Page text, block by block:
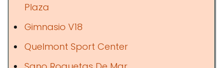
Plaza
Gimnasio V18
Quelmont Sport Center